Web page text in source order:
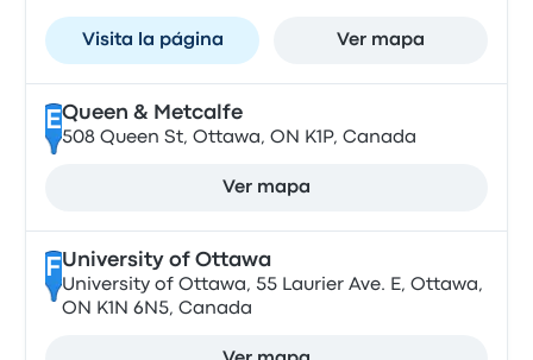
Visita la página Ver mapa
EQueen & Metcalfe
508 Queen St, Ottawa, ON K1P, Canada
Ver mapa
F University of Ottawa
University of Ottawa, 55 Laurier Ave. E, Ottawa,
ON K1N 6N5, Canada